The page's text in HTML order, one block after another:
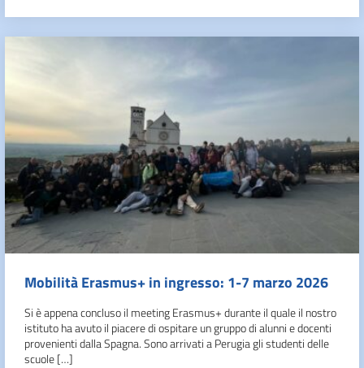
Mobilità Erasmus+ in ingresso: 1-7 marzo 2026
Si è appena concluso il meeting Erasmus+ durante il quale il nostro
istituto ha avuto il piacere di ospitare un gruppo di alunni e docenti
provenienti dalla Spagna. Sono arrivati a Perugia gli studenti delle
scuole […]